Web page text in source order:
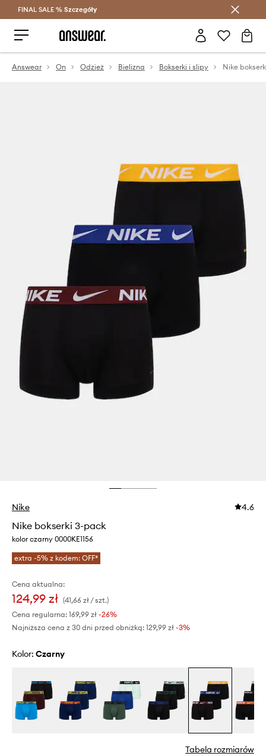
Oszczędzaj z Answear Club >
FINAL SALE % Szczegóły
Answear On Odzież Bielizna Bokserki i slipy Nike
Nike 4.6
Nike bokserki 3-pack
kolor czarny 0000KE1156
extra -5% z kodem: OFF*
Cena aktualna:
124,99 zł (41,66 zł / szt.)
Cena regularna: 169,99 zł -26%
Najniższa cena z 30 dni przed obniżką: 129,99 zł -3%
Kolor: czarny
Tabela rozmiarów